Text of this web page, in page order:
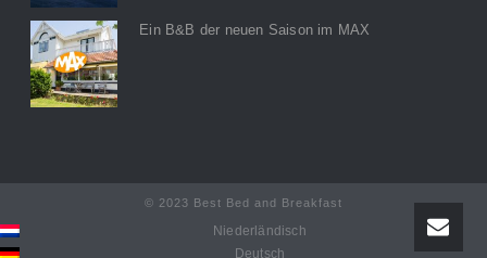
Ein B&B der neuen Saison im MAX
© 2023 Best Bed and Breakfast
Niederländisch
Deutsch